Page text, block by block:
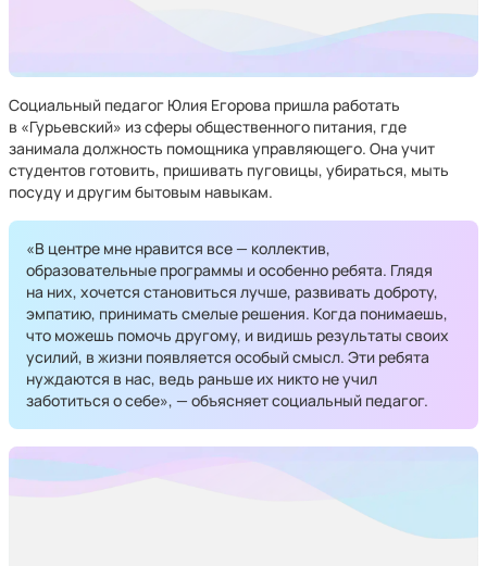
Социальный педагог Юлия Егорова пришла работать
в «Гурьевский» из сферы общественного питания, где
занимала должность помощника управляющего. Она учит
студентов готовить, пришивать пуговицы, убираться, мыть
посуду и другим бытовым навыкам.
«В центре мне нравится все — коллектив,
образовательные программы и особенно ребята. Глядя
на них, хочется становиться лучше, развивать доброту,
эмпатию, принимать смелые решения. Когда понимаешь,
что можешь помочь другому, и видишь результаты своих
усилий, в жизни появляется особый смысл. Эти ребята
нуждаются в нас, ведь раньше их никто не учил
заботиться о себе», — объясняет социальный педагог.